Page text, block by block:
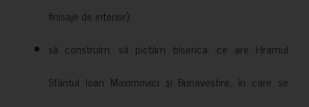
finisaje de interior);
să construim, să pictăm biserica, ce are Hramul
Sfântul Ioan Maximovici și Bunavestire, în care se